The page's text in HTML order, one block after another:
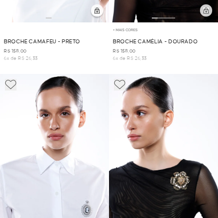
BROCHE CAMAFEU - PRETO
R$ 158,00
6x de R$ 26,33
+ MAIS CORES
BROCHE CAMÉLIA - DOURADO
R$ 158,00
6x de R$ 26,33